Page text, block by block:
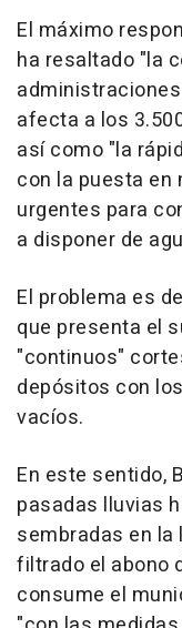
El máximo
ha resaltado "la
afecta a los
así como "la
con la puesta en
urgentes para
a disponer de
El problema es
que presenta el
"continuos"
depósitos con
vacíos.
En este sentido,
pasadas lluvias
sembradas en la
filtrado el abono
consume el